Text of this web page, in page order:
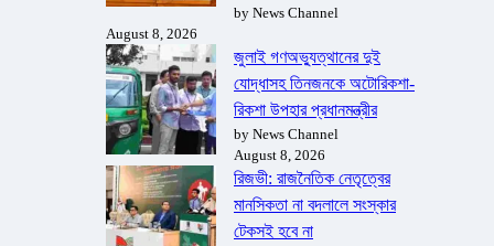
by News Channel
August 8, 2026
জুলাই গণঅভ্যুত্থানের দুই
যোদ্ধাসহ তিনজনকে অটোরিকশা-
রিকশা উপহার প্রধানমন্ত্রীর
by News Channel
August 8, 2026
রিজভী: রাজনৈতিক নেতৃত্বের
মানসিকতা না বদলালে সংস্কার
টেকসই হবে না